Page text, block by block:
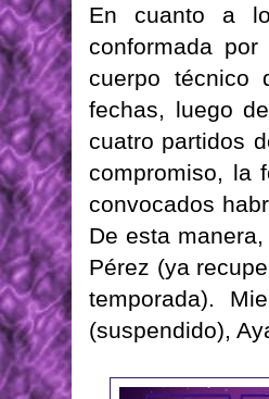
En cuanto a
conformada
cuerpo técnico
fechas, luego
cuatro partidos
compromiso, la
convocados
De esta
Pérez (ya
temporada).
(suspendido),